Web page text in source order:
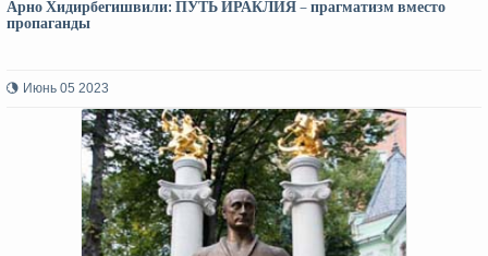
Арно Хидирбегишвили: ПУТЬ ИРАКЛИЯ – прагматизм вместо
пропаганды
Июнь 05 2023